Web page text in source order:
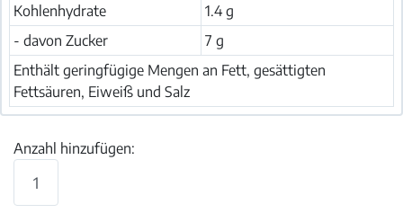
Kohlenhydrate
1.4 g
- davon Zucker
7 g
Enthält geringfügige Mengen an Fett, gesättigten
Fettsäuren, Eiweiß und Salz
Anzahl hinzufügen: